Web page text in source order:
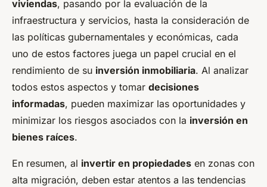
viviendas, pasando por la evaluación de la
infraestructura y servicios, hasta la consideración de
las políticas gubernamentales y económicas, cada
uno de estos factores juega un papel crucial en el
rendimiento de su inversión inmobiliaria. Al analizar
todos estos aspectos y tomar decisiones
informadas, pueden maximizar las oportunidades y
minimizar los riesgos asociados con la inversión en
bienes raíces.
En resumen, al invertir en propiedades en zonas con
alta migración, deben estar atentos a las tendencias